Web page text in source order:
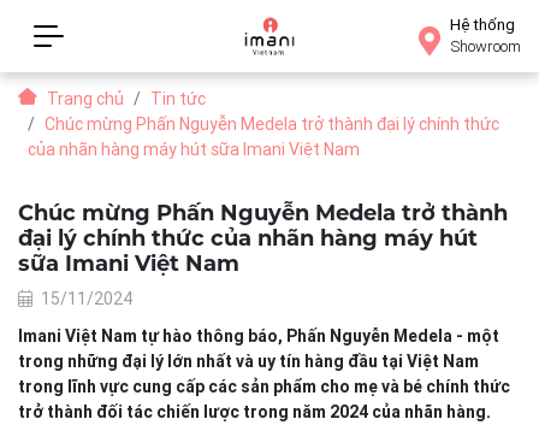
Hệ thống
Showroom
Trang chủ
Tin tức
Chúc mừng Phấn Nguyễn Medela trở thành đại lý chính thức
của nhãn hàng máy hút sữa Imani Việt Nam
Chúc mừng Phấn Nguyễn Medela trở thành
đại lý chính thức của nhãn hàng máy hút
sữa Imani Việt Nam
15/11/2024
Imani Việt Nam tự hào thông báo, Phấn Nguyễn Medela - một
trong những đại lý lớn nhất và uy tín hàng đầu tại Việt Nam
trong lĩnh vực cung cấp các sản phẩm cho mẹ và bé chính thức
trở thành đối tác chiến lược trong năm 2024 của nhãn hàng.